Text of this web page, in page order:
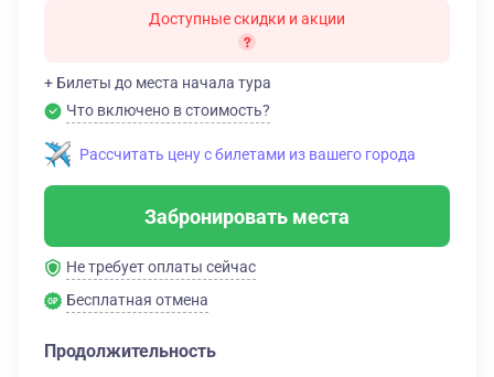
Доступные скидки и акции
+ Билеты до места начала тура
Что включено в стоимость?
Рассчитать цену с билетами из вашего города
Забронировать места
Не требует оплаты сейчас
Бесплатная отмена
Продолжительность